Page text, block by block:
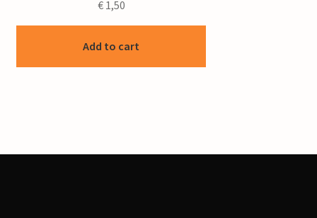
€1,50
Add to cart